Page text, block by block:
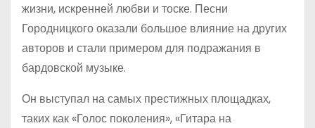
жизни, искренней любви и тоске. Песни
Городницкого оказали большое влияние на других
авторов и стали примером для подражания в
бардовской музыке.
Он выступал на самых престижных площадках,
таких как «Голос поколения», «Гитара на